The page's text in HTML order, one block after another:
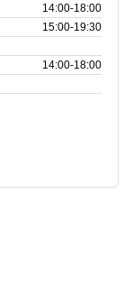
14:00‑18:00
15:00‑19:30
14:00‑18:00